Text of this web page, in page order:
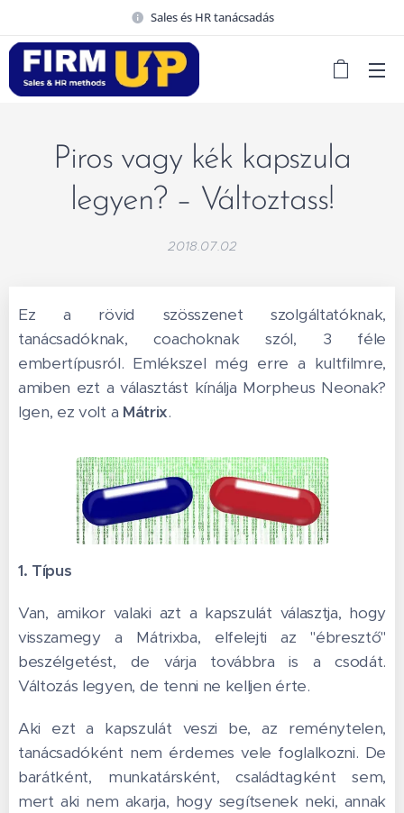
Sales és HR tanácsadás
Piros vagy kék kapszula
legyen? – Változtass!
2018.07.02
Ez a rövid szösszenet szolgáltatóknak,
tanácsadóknak, coachoknak szól, 3 féle
embertípusról. Emlékszel még erre a kultfilmre,
amiben ezt a választást kínálja Morpheus Neonak?
Igen, ez volt a Mátrix.
1. Típus
Van, amikor valaki azt a kapszulát választja, hogy
visszamegy a Mátrixba, elfelejti az "ébresztő"
beszélgetést, de várja továbbra is a csodát.
Változás legyen, de tenni ne kelljen érte.
Aki ezt a kapszulát veszi be, az reménytelen,
tanácsadóként nem érdemes vele foglalkozni. De
barátként, munkatársként, családtagként sem,
mert aki nem akarja, hogy segítsenek neki, annak